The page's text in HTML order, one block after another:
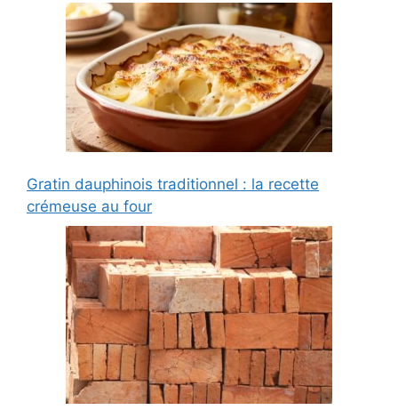
Gratin dauphinois traditionnel : la recette
crémeuse au four